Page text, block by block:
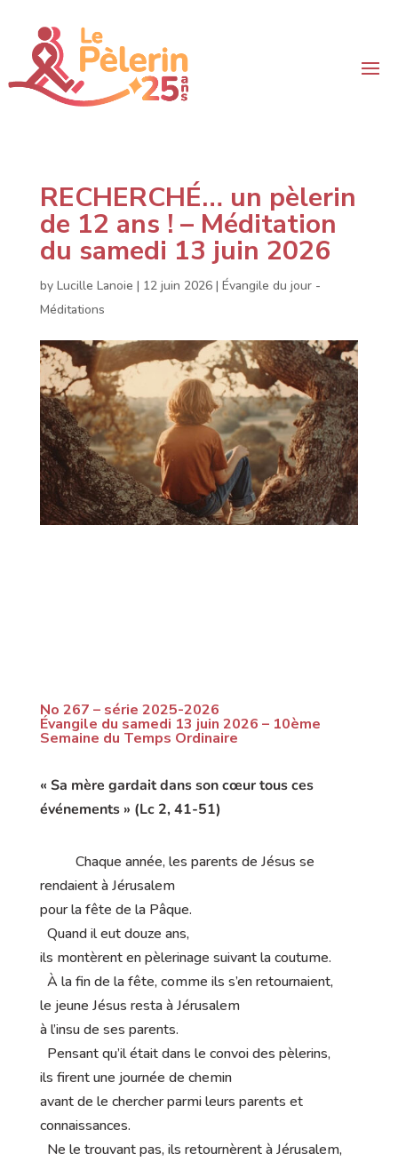
RECHERCHÉ… un pèlerin
de 12 ans ! – Méditation
du samedi 13 juin 2026
by Lucille Lanoie | 12 juin 2026| Évangile du jour -
Méditations
No 267 – série 2025-2026
Évangile du samedi 13 juin 2026 – 10ème
Semaine du Temps Ordinaire
« Sa mère gardait dans son cœur tous ces
événements » (Lc 2, 41-51)
Chaque année, les parents de Jésus se
rendaient à Jérusalem
pour la fête de la Pâque.
Quand il eut douze ans,
ils montèrent en pèlerinage suivant la coutume.
À la fin de la fête, comme ils s’en retournaient,
le jeune Jésus resta à Jérusalem
à l’insu de ses parents.
Pensant qu’il était dans le convoi des pèlerins,
ils firent une journée de chemin
avant de le chercher parmi leurs parents et
connaissances.
Ne le trouvant pas, ils retournèrent à Jérusalem,